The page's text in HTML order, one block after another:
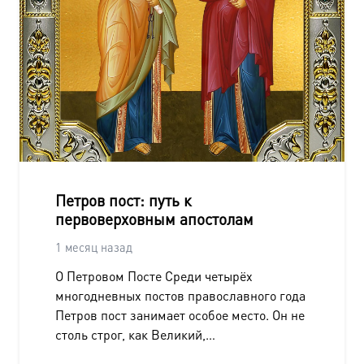
Петров пост: путь к
первоверховным апостолам
1 месяц назад
О Петровом Посте Среди четырёх
многодневных постов православного года
Петров пост занимает особое место. Он не
столь строг, как Великий,…